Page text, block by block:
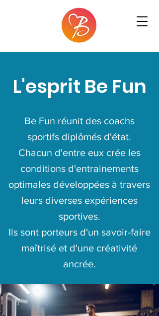
L'esprit Be Fun
Be Fun réunit des coachs
sportifs diplômés d'état.
Chacun d'entre eux crée les
conditions d'entrainements
optimales développées à travers
leurs diverses expériences
sportives.
Ils sont porteurs d'un savoir-faire
maîtrisé et d'une créativité
ancrée.